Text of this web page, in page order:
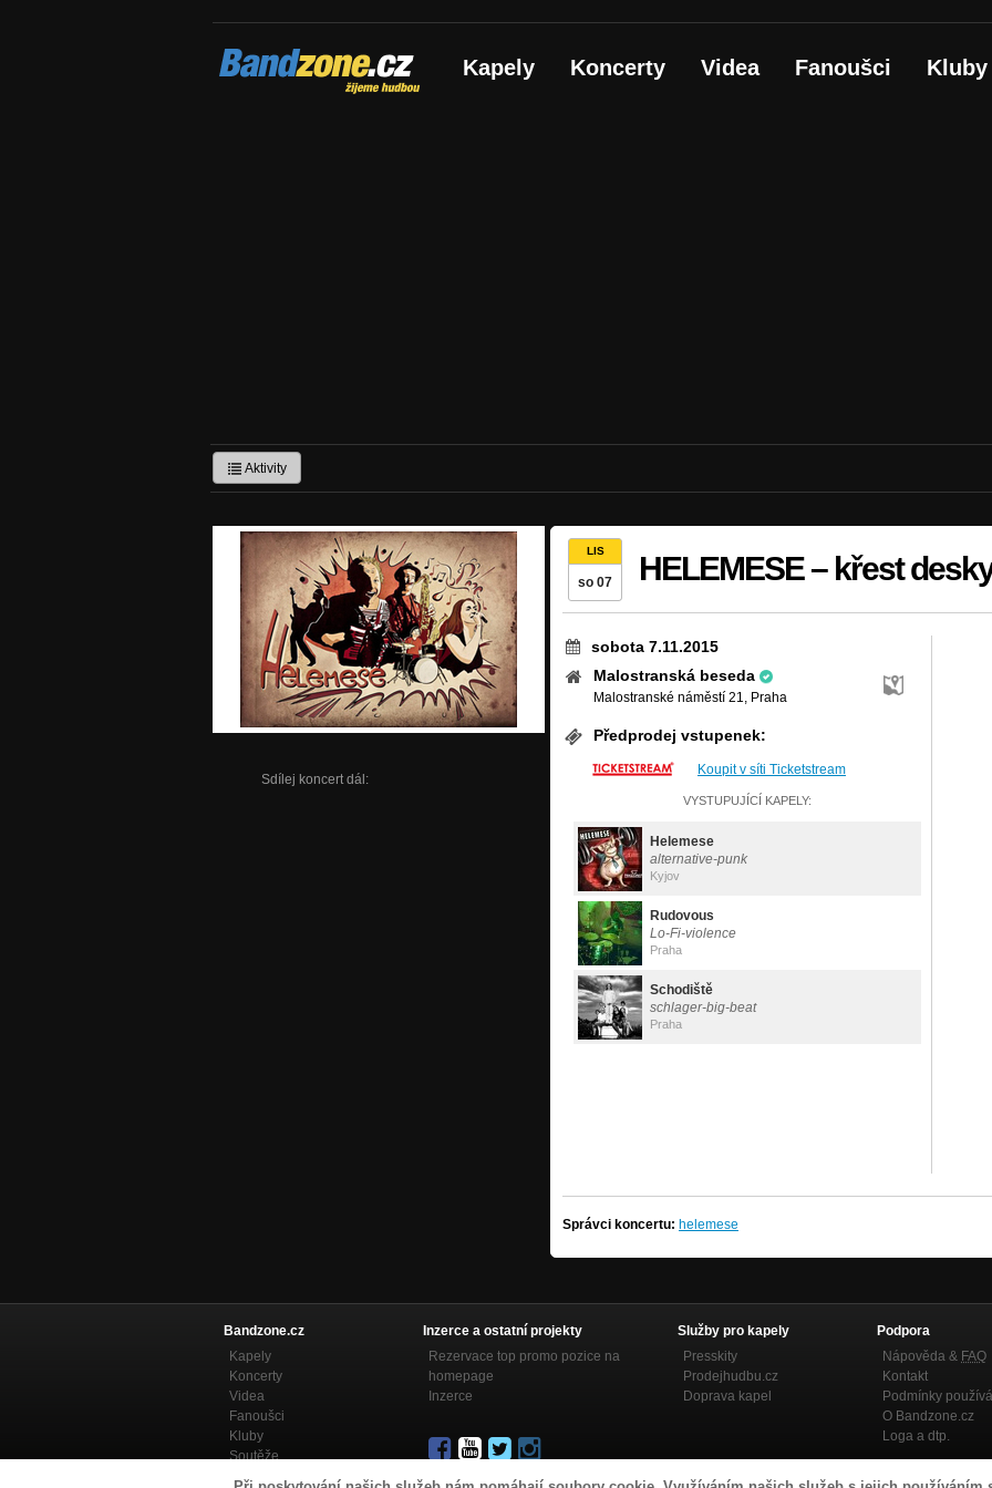
Bandzone.cz
žijeme hudbou Kapely Koncerty Videa Fanoušci Kluby
Aktivity
Sdílej koncert dál:
LIS
so 07 HELEMESE – křest
sobota 7.11.2015
Malostranská beseda
Malostranské náměstí 21, Praha
Předprodej vstupenek:
Koupit v síti Ticketstream
VYSTUPUJÍCÍ KAPELY:
Helemese
alternative-punk
Kyjov
Rudovous
Lo-Fi-violence
Praha
Schodiště
schlager-big-beat
Praha
Správci koncertu: helemese
Bandzone.cz
Kapely
Koncerty
Videa
Fanoušci
Kluby
Soutěže
Bandzone.cz blog
Inzerce a ostatní projekty
Rezervace top promo pozice na
homepage
Inzerce
Služby pro kapely
Presskity
Prodejhudbu.cz
Doprava kapel
Podpora
Nápověda & FAQ
Kontakt
Podmínky
O Bandzone.cz
Loga a dtp.